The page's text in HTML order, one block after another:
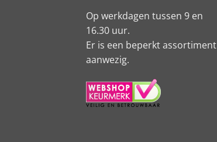
Op werkdagen tussen 9 en
16.30 uur.
Er is een beperkt assortiment
aanwezig.